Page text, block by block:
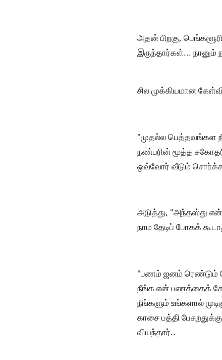
அதன் பிறகு,
இருந்தார்கள்... நானும்
சில முக்கியமான
"முதல்ல பெத்தவங்கள
நண்பரின் மூத்த
ஒவ்வோர் வீடும் சொர்க்கம்
அடுத்து, "அந்தஸ்து
நாம தேடிப் போகக்
"பணம் ஜனம் ரெண்டும்
நீங்க என் பணத்தைக்
நீங்களும் உங்களால்
காசை பத்தி
வியந்தார்..